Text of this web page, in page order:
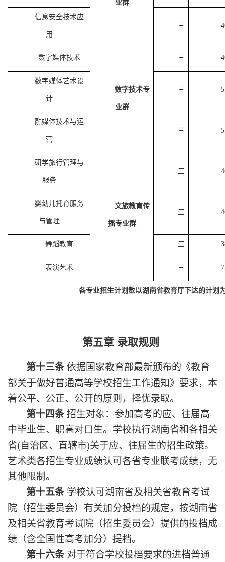
业群
信息安全技术应
用
三
数字媒体技术
数字技术专
业群
三
数字媒体艺术设
计
三
融媒体技术与运
营
三
研学旅行管理与
服务
文旅教育传
播专业群
三
婴幼儿托育服务
与管理
三
舞蹈教育 三
表演艺术 三
各专业招生计划数以湖南省教育厅下达的计划
第五章 录取规则
第十三条依据国家教育部最新颁布的《教育
部关于做好普通高等学校招生工作通知》要求，本
着公平、公正、公开的原则，择优录取。
第十四条招生对象：参加高考的应、往届高
中毕业生、职高对口生。学校执行湖南省和各相关
省(自治区、直辖市)关于应、往届生的招生政策。
艺术类各招生专业成绩认可各省专业联考成绩，无
其他限制。
第十五条学校认可湖南省及相关省教育考试
院（招生委员会）有关加分投档的规定，按湖南省
及相关省教育考试院（招生委员会）提供的投档成
绩（含全国性高考加分）提档。
第十六条对于符合学校投档要求的进档普通